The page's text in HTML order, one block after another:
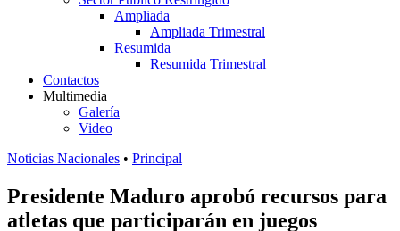
Ampliada
Ampliada Trimestral
Resumida
Resumida Trimestral
Contactos
Multimedia
Galería
Video
Noticias Nacionales • Principal
Presidente Maduro aprobó recursos para
atletas que participarán en juegos